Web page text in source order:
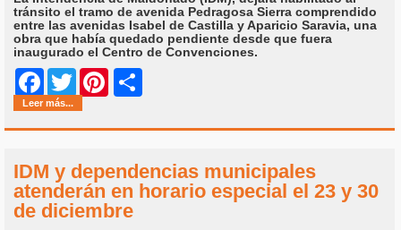
tránsito el tramo de avenida Pedragosa Sierra comprendido
entre las avenidas Isabel de Castilla y Aparicio Saravia, una
obra que había quedado pendiente desde que fuera
inaugurado el Centro de Convenciones.
Facebook
Twitter Pinterest
Leer más...
IDM y dependencias municipales
atenderán en horario especial el 23 y 30
de diciembre